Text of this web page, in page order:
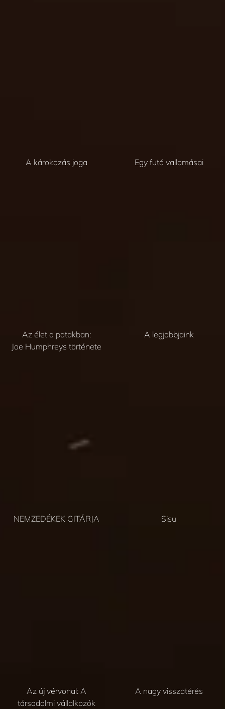
A károkozás joga Egy futó vallomásai
Az élet a patakban:
Joe Humphreys története
A legjobbjaink
NEMZEDÉKEK GITÁRJA Sisu
Az új vérvonal: A
társadalmi vállalkozók
A nagy visszatérés